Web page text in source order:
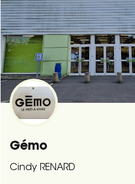
Gémo
Cindy RENARD